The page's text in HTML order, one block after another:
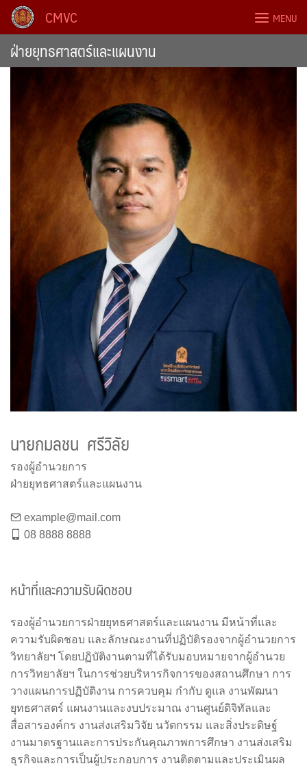
Skip
content
CMVC MENU
ฝ่ายยุทธศาสตร์และแผนงาน
นายกมลชน ศรีวิลัย
รองผู้อำนวยการ
ฝ่ายยุทธศาสตร์และแผนงาน
example@mail.com
08 8888 8888
หน้าที่และความรับผิดชอบ
รองผู้อำนวยการฝ่ายยุทธศาสตร์และแผนงาน มีหน้าที่และ
ความรับผิดชอบ และลักษณะงานที่ปฏิบัติรองจากผู้อำนวยการ
วิทยาลัยฯ โดยปฏิบัติงานตามที่ได้รับมอบหมายจากผู้อำนวย
การวิทยาลัยฯ ในการช่วยบริหารกิจการของสถานศึกษา การ
วางแผนการปฏิบัติงาน การควบคุม กำกับ ดูแล งานพัฒนา
ยุทธศาสตร์ แผนงานและงบประมาณ งานศูนย์ดิจิทัลและ
สื่อสารองค์กร งานส่งเสริมวิจัย นวัตกรรม และสิ่งประดิษฐ์
งานมาตรฐานและการประกันคุณภาพการศึกษา งานส่งเสริม
ธุรกิจและการเป็นผู้ประกอบการ งานติดตามและประเมินผล